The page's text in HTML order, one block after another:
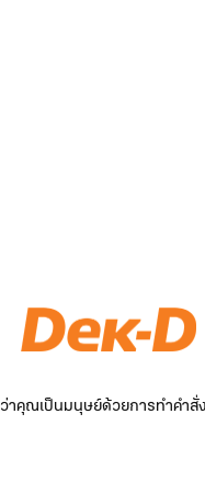
าคุณเป็นมนุษย์ด้วยการทำคำสั่ง